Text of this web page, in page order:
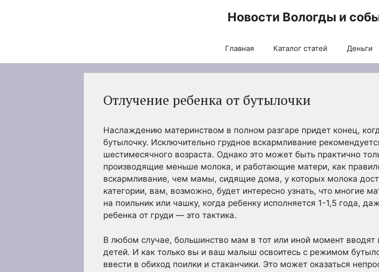
Новости Вологды и
Главная Каталог статей Деньги
Отлучение ребенка от бутылочки
Наслаждению материнством в полном разгаре придет конец,
бутылочку. Исключительно грудное вскармливание
шестимесячного возраста. Однако это может быть практично
производящие меньше молока, и работающие матери, как
вскармливание, чем мамы, сидящие дома, у которых молока
категории, вам, возможно, будет интересно узнать, что многие
на поильник или чашку, когда ребенку исполняется 1-1,5 года,
ребенка от груди — это тактика.
В любом случае, большинство мам в тот или иной момент вводят
детей. И как только вы и ваш малыш освоитесь с режимом
ввести в обиход поилки и стаканчики. Это может оказаться